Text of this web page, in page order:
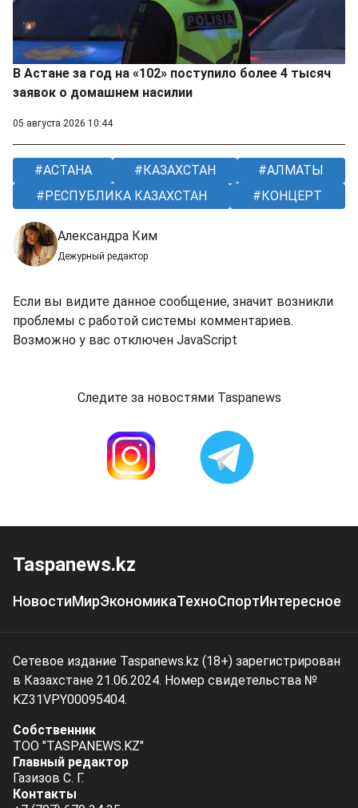
В Астане за год на «102» поступило более 4 тысяч
заявок о домашнем насилии
05 августа 2026 10:44
АСТАНА КАЗАХСТАН
АЛМАТЫ
РЕСПУБЛИКА КАЗАХСТАН
КОНЦЕРТ
Александра Ким
Дежурный редактор
Если вы видите данное сообщение, значит возникли
проблемы с работой системы комментариев.
Возможно у вас отключен JavaScript
Следите за новостями Taspanews
Taspanews.kz
НовостиМирЭкономикаТехноСпортИнтересное
Сетевое издание Taspanews.kz (18+) зарегистрирован
в Казахстане 21.06.2024. Номер свидетельства №
KZ31VPY00095404.
Собственник
ТОО "TASPANEWS.KZ"
Главный редактор
Газизов С. Г.
Контакты